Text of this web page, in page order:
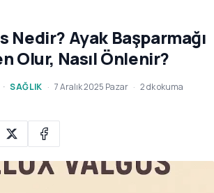
Nedir? Ayak Başparmağı
Olur, Nasıl Önlenir?
SAĞLIK 7 Aralık 2025 Pazar
2 dk okuma